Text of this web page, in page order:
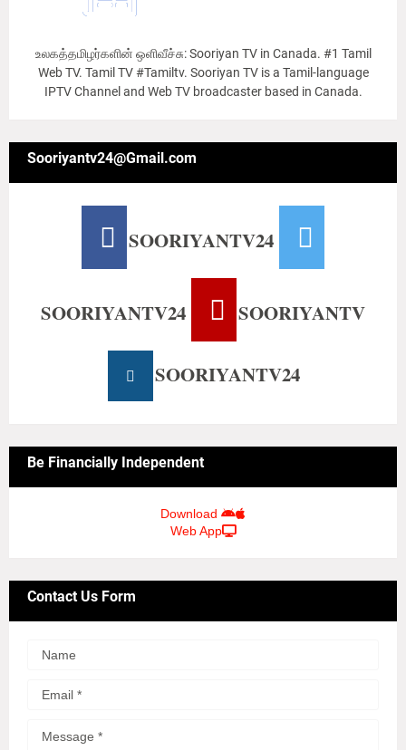
உலகத்தமிழர்களின் ஒளிவீச்சு: Sooriyan TV in Canada. #1 Tamil
Web TV. Tamil TV #Tamiltv. Sooriyan TV is a Tamil-language
IPTV Channel and Web TV broadcaster based in Canada.
Sooriyantv24@Gmail.com
SOORIYANTV24
SOORIYANTV24 SOORIYANTV
SOORIYANTV24
Be Financially Independent
Download
Web App
Contact Us Form